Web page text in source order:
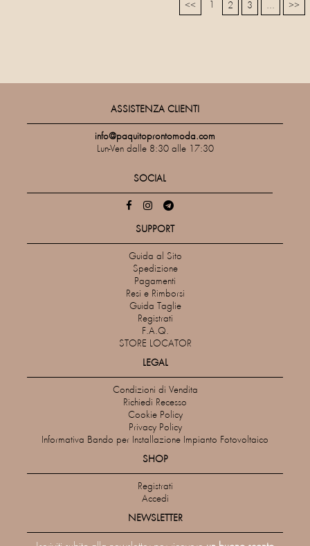
<< 2 3 ... >>
ASSISTENZA CLIENTI
info@paquitoprontomoda.com
Lun-Ven dalle 8:30 alle 17:30
SOCIAL
SUPPORT
Guida al Sito
Spedizione
Pagamenti
Resi e Rimborsi
Guida Taglie
Registrati
F.A.Q.
STORE LOCATOR
LEGAL
Condizioni di Vendita
Richiedi Recesso
Cookie Policy
Privacy Policy
Informativa Bando per Installazione Impianto Fotovoltaico
SHOP
Registrati
Accedi
NEWSLETTER